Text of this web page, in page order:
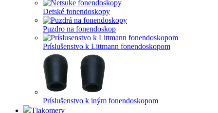
Detské fonendoskopy
Puzdro na fonendoskop
Príslušenstvo k Littmann fonendoskopom
Príslušenstvo k iným fonendoskopom
Tlakomery